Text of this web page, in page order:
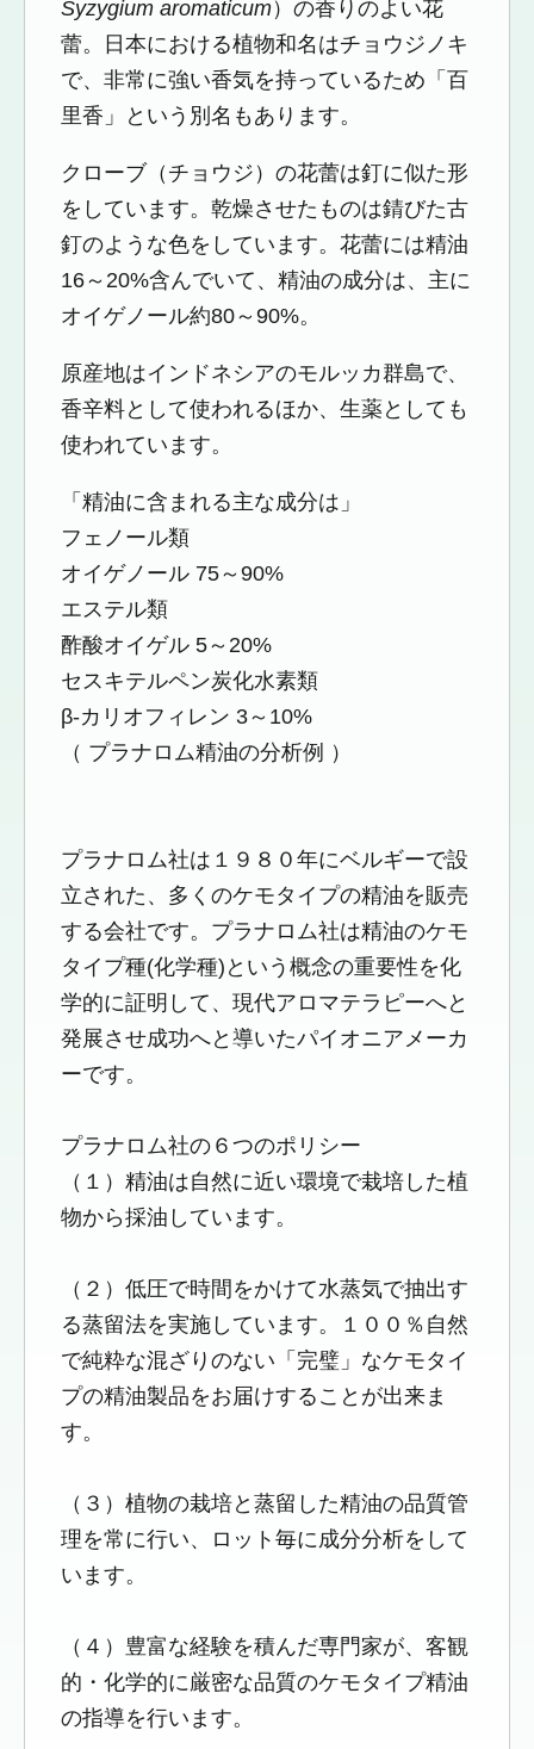
Syzygium aromaticum）の香りのよい花
蕾。日本における植物和名はチョウジノキ
で、非常に強い香気を持っているため「百
里香」という別名もあります。
クローブ（チョウジ）の花蕾は釘に似た形
をしています。乾燥させたものは錆びた古
釘のような色をしています。花蕾には精油
16～20%含んでいて、精油の成分は、主に
オイゲノール約80～90%。
原産地はインドネシアのモルッカ群島で、
香辛料として使われるほか、生薬としても
使われています。
「精油に含まれる主な成分は」
フェノール類
オイゲノール 75～90%
エステル類
酢酸オイゲル 5～20%
セスキテルペン炭化水素類
β-カリオフィレン 3～10%
（ プラナロム精油の分析例 ）
プラナロム社は１９８０年にベルギーで設
立された、多くのケモタイプの精油を販売
する会社です。プラナロム社は精油のケモ
タイプ種(化学種)という概念の重要性を化
学的に証明して、現代アロマテラピーへと
発展させ成功へと導いたパイオニアメーカ
ーです。
プラナロム社の６つのポリシー
（１）精油は自然に近い環境で栽培した植
物から採油しています。
（２）低圧で時間をかけて水蒸気で抽出す
る蒸留法を実施しています。１００％自然
で純粋な混ざりのない「完璧」なケモタイ
プの精油製品をお届けすることが出来ま
す。
（３）植物の栽培と蒸留した精油の品質管
理を常に行い、ロット毎に成分分析をして
います。
（４）豊富な経験を積んだ専門家が、客観
的・化学的に厳密な品質のケモタイプ精油
の指導を行います。